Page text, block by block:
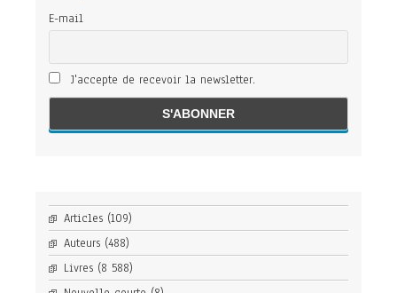
E-mail
J'accepte de recevoir la newsletter.
Articles (109)
Auteurs (488)
Livres (8 588)